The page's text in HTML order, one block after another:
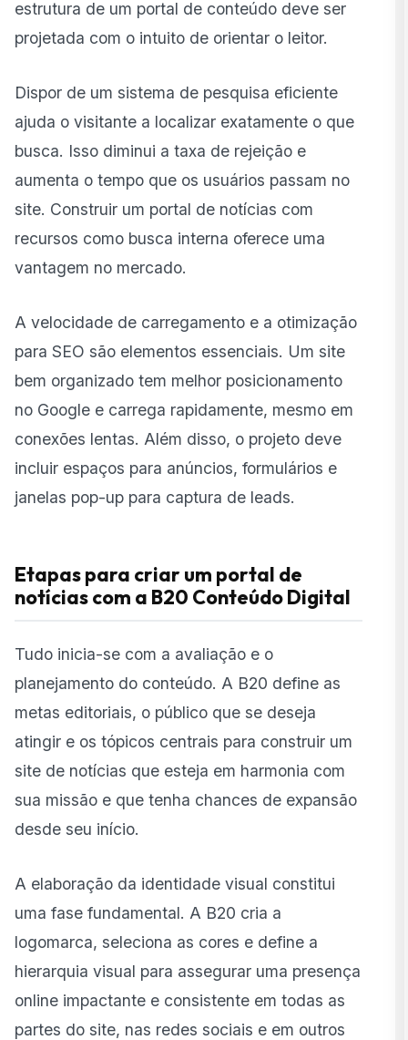
estrutura de um portal de conteúdo deve ser
projetada com o intuito de orientar o leitor.
Dispor de um sistema de pesquisa eficiente
ajuda o visitante a localizar exatamente o que
busca. Isso diminui a taxa de rejeição e
aumenta o tempo que os usuários passam no
site. Construir um portal de notícias com
recursos como busca interna oferece uma
vantagem no mercado.
A velocidade de carregamento e a otimização
para SEO são elementos essenciais. Um site
bem organizado tem melhor posicionamento
no Google e carrega rapidamente, mesmo em
conexões lentas. Além disso, o projeto deve
incluir espaços para anúncios, formulários e
janelas pop-up para captura de leads.
Etapas para criar um portal de
notícias com a B20 Conteúdo Digital
Tudo inicia-se com a avaliação e o
planejamento do conteúdo. A B20 define as
metas editoriais, o público que se deseja
atingir e os tópicos centrais para construir um
site de notícias que esteja em harmonia com
sua missão e que tenha chances de expansão
desde seu início.
A elaboração da identidade visual constitui
uma fase fundamental. A B20 cria a
logomarca, seleciona as cores e define a
hierarquia visual para assegurar uma presença
online impactante e consistente em todas as
partes do site, nas redes sociais e em outros